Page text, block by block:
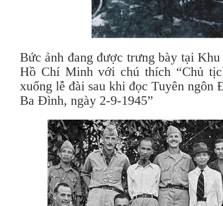
Bức ảnh đang được trưng bày tại
Hồ Chí Minh với chú thích “Chủ
xuống lễ đài sau khi đọc Tuyên ngôn
Ba Đình, ngày 2-9-1945”